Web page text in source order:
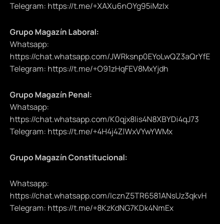
Telegram: https://t.me/+XAXu6nOYg95iMzIx
Grupo Magazín Laboral:
Whatsapp:
https://chat.whatsapp.com/JWRksnp0EYoLwQZ3aQrYfE
Telegram: https://t.me/+O91zHqFEV8MxYjdh
Grupo Magazín Penal:
Whatsapp:
https://chat.whatsapp.com/K0qjx8lis4N8XBYDi4qJ73
Telegram: https://t.me/+4H4j4ZlWxVYwYWMx
Grupo Magazín Constitucional:
Whatsapp:
https://chat.whatsapp.com/IcznZ5TR6581ANsUz3qkvH
Telegram: https://t.me/+8KzKdNG7KDk4NmEx